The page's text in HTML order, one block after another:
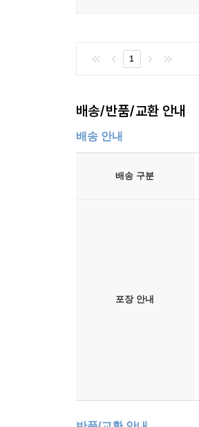
1
배송/반품/교환 안내
배송 안내
배송 구분
포장 안내